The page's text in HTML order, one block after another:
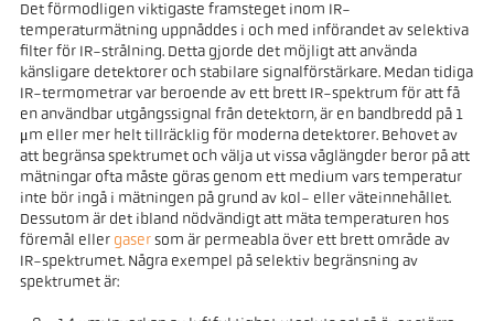
Det förmodligen viktigaste framsteget inom IR-
temperaturmätning uppnåddes i och med införandet av selektiva
filter för IR-strålning. Detta gjorde det möjligt att använda
känsligare detektorer och stabilare signalförstärkare. Medan tidiga
IR-termometrar var beroende av ett brett IR-spektrum för att få
en användbar utgångssignal från detektorn, är en bandbredd på 1
μm eller mer helt tillräcklig för moderna detektorer. Behovet av
att begränsa spektrumet och välja ut vissa våglängder beror på att
mätningar ofta måste göras genom ett medium vars temperatur
inte bör ingå i mätningen på grund av kol- eller väteinnehållet.
Dessutom är det ibland nödvändigt att mäta temperaturen hos
föremål eller gasersom är permeabla över ett brett område av
IR-spektrumet. Några exempel på selektiv begränsning av
spektrumet är: